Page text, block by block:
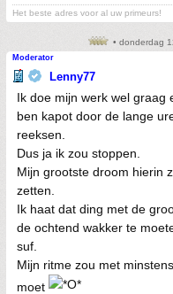
Het beste adres voor al uw primeurs!
• donderdag
Moderator
Lenny77
Ik doe mijn werk wel graag
ben kapot door de lange
reeksen.
Dus ja ik zou stoppen.
Mijn grootste droom hierin
zetten.
Ik haat dat ding met de
de ochtend wakker te
suf.
Mijn ritme zou met
moet